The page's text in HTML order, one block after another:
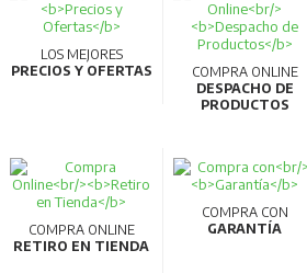
LOS MEJORES
PRECIOS Y OFERTAS
COMPRA ONLINE
DESPACHO DE
PRODUCTOS
COMPRA ONLINE
RETIRO EN TIENDA
COMPRA CON
GARANTÍA